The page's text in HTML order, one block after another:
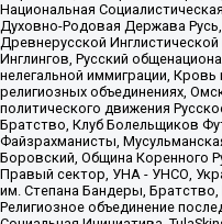
Национальная
Духовно-Родовая Держава
Древнерусской
Инглингов, Русский
нелегальной иммиграции,
религиозных объединениях,
политического движения
Братство, Клуб Болельщиков
Файзрахманисты,
Боровский, Община Коренного
Правый сектор, УНА - УНСО,
им. Степана Бандеры,
Религиозное объединение